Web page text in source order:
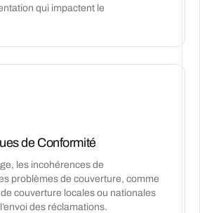
qui impactent le
de Conformité
les incohérences de
problèmes de couverture, comme
couverture locales ou nationales
des réclamations.